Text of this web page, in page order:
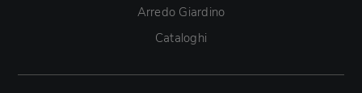
Arredo Giardino
Cataloghi